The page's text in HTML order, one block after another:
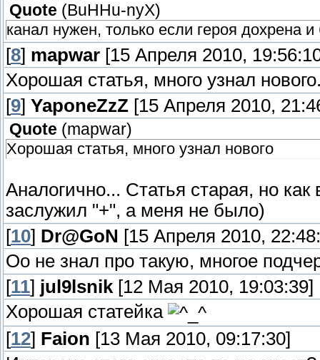
Quote ( BuHHu-nyX)
канал нужен, только если героя дохрена
[8] mapwar [15 Апреля 2010,
Хорошая статья, много узнал
[9] YaponeZzZ [15 Апреля 2010,
Quote (mapwar)
Хорошая статья, много узнал нового
Аналогично... Статья старая, но
заслужил "+", а меня не было)
[10] Dr@GoN [15 Апреля 2010,
Оо не знал про такую, многое
[11] jul9lsnik [12 Мая 2010, 19:03:39]
Хорошая статейка
[12] Faion [13 Мая 2010, 09:17:30]